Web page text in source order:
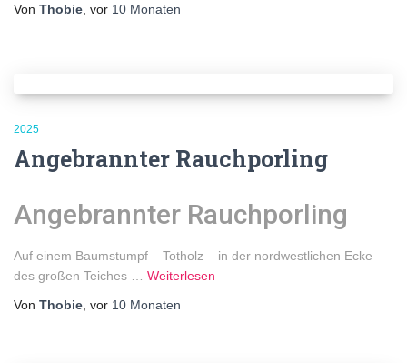
Von Thobie , vor 10 Monaten
2025
Angebrannter Rauchporling
Angebrannter Rauchporling
Auf einem Baumstumpf – Totholz – in der nordwestlichen Ecke
des großen Teiches … Weiterlesen
Von Thobie , vor 10 Monaten